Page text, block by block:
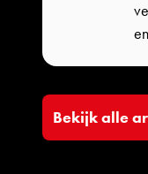
Bekijk alle